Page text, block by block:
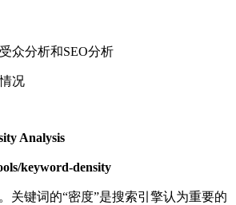
众分析和SEO分析
况
Analysis
keyword-density
关键词的“密度”是搜索引擎认为重要的